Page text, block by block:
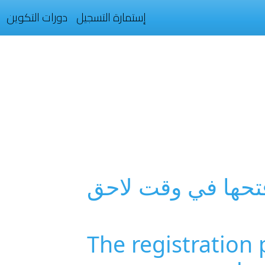
إستمارة التسجيل دورات التكوين
في وقت لاحق
The registration